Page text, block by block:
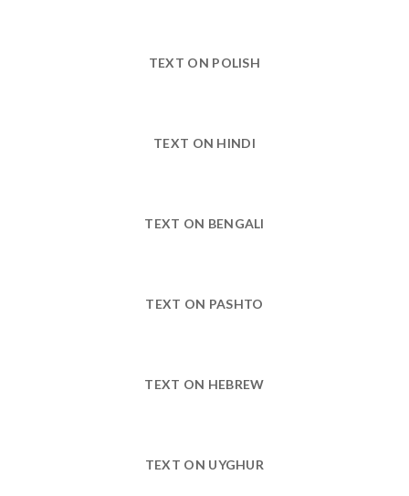
TEXT ON POLISH
TEXT ON HINDI
TEXT ON BENGALI
TEXT ON PASHTO
TEXT ON HEBREW
TEXT ON UYGHUR